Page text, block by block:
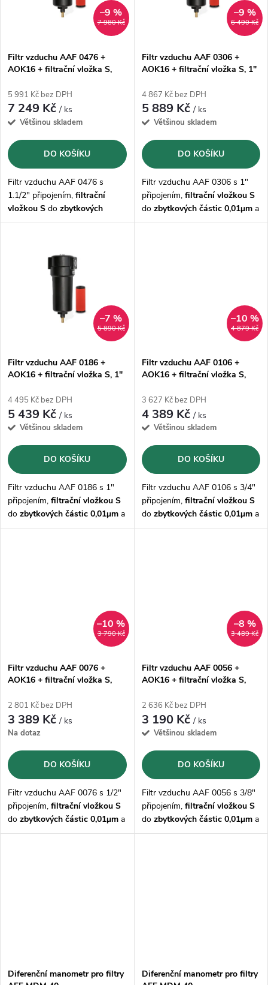
p
r
o
d
u
k
s
p
r
o
d
u
k
7 980 Kč
–9 %
Filtr vzduchu AAF 0476 +
AOK16 + filtrační vložka S,
5 991 Kč bez DPH
7 249 Kč/ ks
Většinou skladem
DO KOŠÍKU
Filtr vzduchu AAF 0476 s
1.1/2" připojením, filtrační
vložkou S do zbytkových
částic 0,01μma odvaděčem
6 490 Kč
–9 %
Filtr vzduchu AAF 0306 +
AOK16 + filtrační vložka S, 1"
4 867 Kč bez DPH
5 889 Kč/ ks
Většinou skladem
DO KOŠÍKU
Filtr vzduchu AAF 0306 s 1"
připojením, filtrační vložkou S
do zbytkových částic 0,01μma
odvaděčem kondenzátu AOK16
5 890 Kč
–7 %
Filtr vzduchu AAF 0186 +
AOK16 + filtrační vložka S, 1"
4 495 Kč bez DPH
5 439 Kč/ ks
Většinou skladem
DO KOŠÍKU
Filtr vzduchu AAF 0186 s 1"
připojením, filtrační vložkou S
do zbytkových částic 0,01μm a
odvaděčem kondenzátu AOK16
4 879 Kč
–10 %
Filtr vzduchu AAF 0106 +
AOK16 + filtrační vložka S,
3 627 Kč bez DPH
4 389 Kč/ ks
Většinou skladem
DO KOŠÍKU
Filtr vzduchu AAF 0106 s 3/4"
připojením, filtrační vložkou S
do zbytkových částic 0,01μma
odvaděčem kondenzátu AOK16
3 790 Kč
–10 %
Filtr vzduchu AAF 0076 +
AOK16 + filtrační vložka S,
2 801 Kč bez DPH
3 389 Kč/ ks
Na dotaz
DO KOŠÍKU
Filtr vzduchu AAF 0076 s 1/2"
připojením, filtrační vložkou S
do zbytkových částic 0,01μm a
odvaděčem kondenzátu AOK16
3 489 Kč
–8 %
Filtr vzduchu AAF 0056 +
AOK16 + filtrační vložka S,
2 636 Kč bez DPH
3 190 Kč/ ks
Většinou skladem
DO KOŠÍKU
Filtr vzduchu AAF 0056 s 3/8"
připojením, filtrační vložkou S
do zbytkových částic 0,01μma
odvaděčem kondenzátu AOK16
Diferenční manometr pro filtry
Diferenční manometr pro filtry